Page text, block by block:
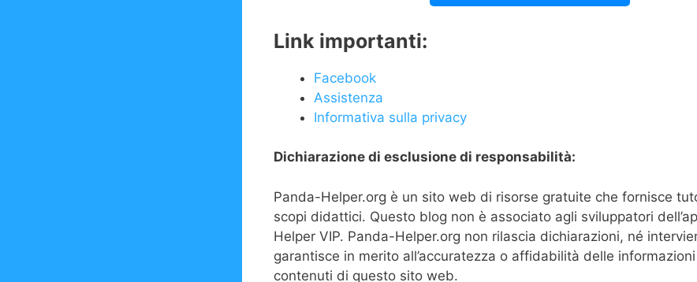
Link importanti:
Facebook
Assistenza
Informativa sulla privacy
Dichiarazione di esclusione di responsabilità:
Panda-Helper.org è un sito web di risorse gratuite che fornisce
scopi didattici. Questo blog non è associato agli sviluppatori
Helper VIP. Panda-Helper.org non rilascia dichiarazioni, né
garantisce in merito all’accuratezza o affidabilità delle
contenuti di questo sito web.